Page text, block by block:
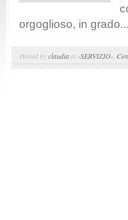
orgoglioso, in grado...
Posted byclaudia in -SERVIZIO-